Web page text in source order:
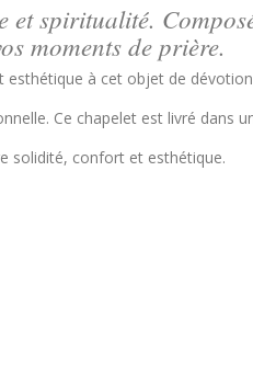
spiritualité.
moments de prière.
à cet objet de
Ce chapelet est livré dans
solidité, confort et esthétique.